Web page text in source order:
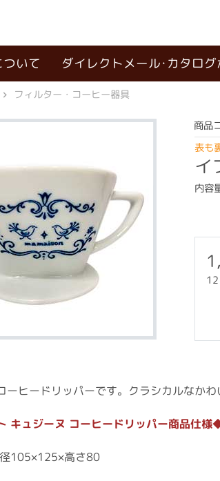
いて ダイレクトメール･カタロ
フィルター・コーヒー器具
商品
表も
イ
内容
ーヒードリッパーです。クラシカルなか
キュジーヌ コーヒードリッパー商品仕様
径105×125×高さ80